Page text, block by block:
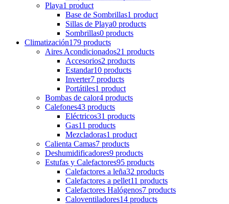
Playa1 product
Base de Sombrillas1 product
Sillas de Playa0 products
Sombrillas0 products
Climatización179 products
Aires Acondicionados21 products
Accesorios2 products
Estandar10 products
Inverter7 products
Portátiles1 product
Bombas de calor4 products
Calefones43 products
Eléctricos31 products
Gas11 products
Mezcladoras1 product
Calienta Camas7 products
Deshumidificadores9 products
Estufas y Calefactores95 products
Calefactores a leña32 products
Calefactores a pellet11 products
Calefactores Halógenos7 products
Caloventiladores14 products